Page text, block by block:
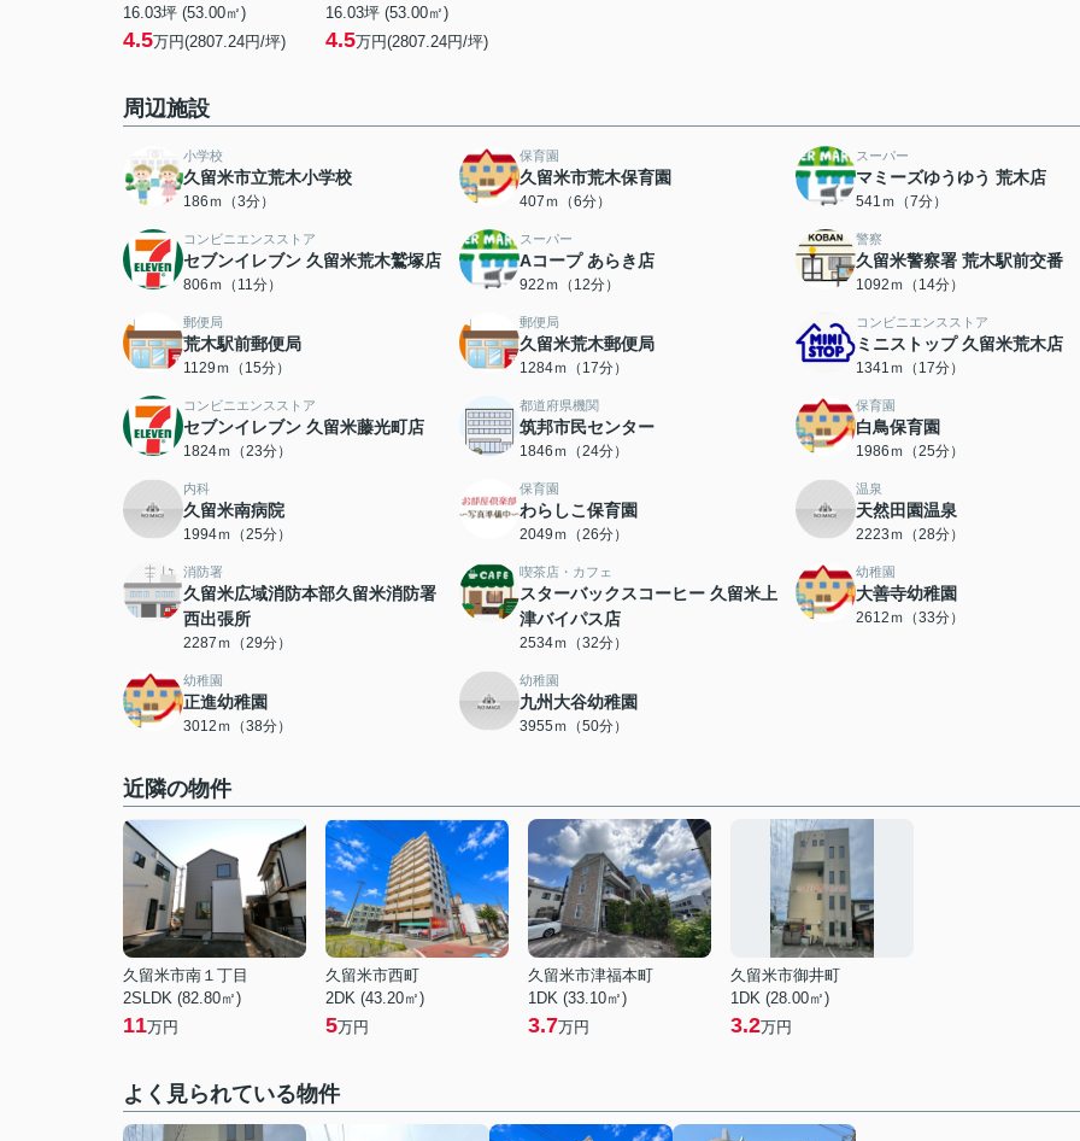
16.03坪 (53.00㎡)
4.5万円(2807.24円/坪)
16.03坪 (53.00㎡)
4.5万円(2807.24円/坪)
周辺施設
小学校
久留米市立荒木小学校
186ｍ（3分）
保育園
久留米市荒木保育園
407ｍ（6分）
スーパー
マミーズゆうゆう 荒木店
541ｍ（7分）
コンビニエンスストア
セブンイレブン 久留米荒木鷲塚店
806ｍ（11分）
スーパー
Aコープ あらき店
922ｍ（12分）
警察
久留米警察署 荒木駅前交番
1092ｍ（14分）
郵便局
荒木駅前郵便局
1129ｍ（15分）
郵便局
久留米荒木郵便局
1284ｍ（17分）
コンビニエンスストア
ミニストップ 久留米荒木店
1341ｍ（17分）
コンビニエンスストア
セブンイレブン 久留米藤光町店
1824ｍ（23分）
都道府県機関
筑邦市民センター
1846ｍ（24分）
保育園
白鳥保育園
1986ｍ（25分）
内科
久留米南病院
1994ｍ（25分）
保育園
わらしこ保育園
2049ｍ（26分）
温泉
天然田園温泉
2223ｍ（28分）
消防署
久留米広域消防本部久留米消防署
西出張所
2287ｍ（29分）
喫茶店・カフェ
スターバックスコーヒー 久留米上
津バイパス店
2534ｍ（32分）
幼稚園
大善寺幼稚園
2612ｍ（33分）
幼稚園
正進幼稚園
3012ｍ（38分）
幼稚園
九州大谷幼稚園
3955ｍ（50分）
近隣の物件
久留米市南１丁目
2SLDK (82.80㎡)
11万円
久留米市西町
2DK (43.20㎡)
5万円
久留米市津福本町
1DK (33.10㎡)
3.7万円
久留米市御井町
1DK (28.00㎡)
3.2万円
よく見られている物件